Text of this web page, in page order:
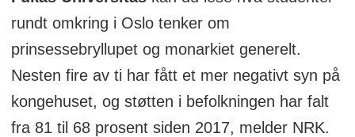
rundt omkring i Oslo tenker om
prinsessebryllupet og monarkiet generelt.
Nesten fire av ti har fått et mer negativt syn på
kongehuset, og støtten i befolkningen har falt
fra 81 til 68 prosent siden 2017, melder NRK.